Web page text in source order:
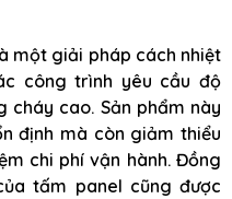
một giải pháp cách nhiệt
công trình yêu cầu độ
cháy cao. Sản phẩm này
định mà còn giảm thiểu
chi phí vận hành. Đồng
tấm panel cũng được